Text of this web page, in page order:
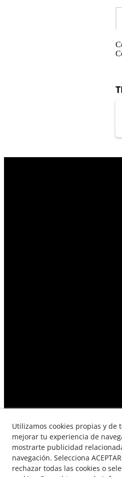
Utilizamos cookies propias y
mejorar tu experiencia de
mostrarte publicidad
navegación. Selecciona
rechazar todas las cookies o